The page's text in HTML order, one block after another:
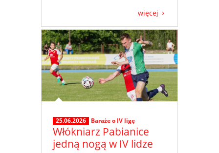
więcej
25.06.2026 Baraże o IV ligę
Włókniarz Pabianice
jedną nogą w IV lidze